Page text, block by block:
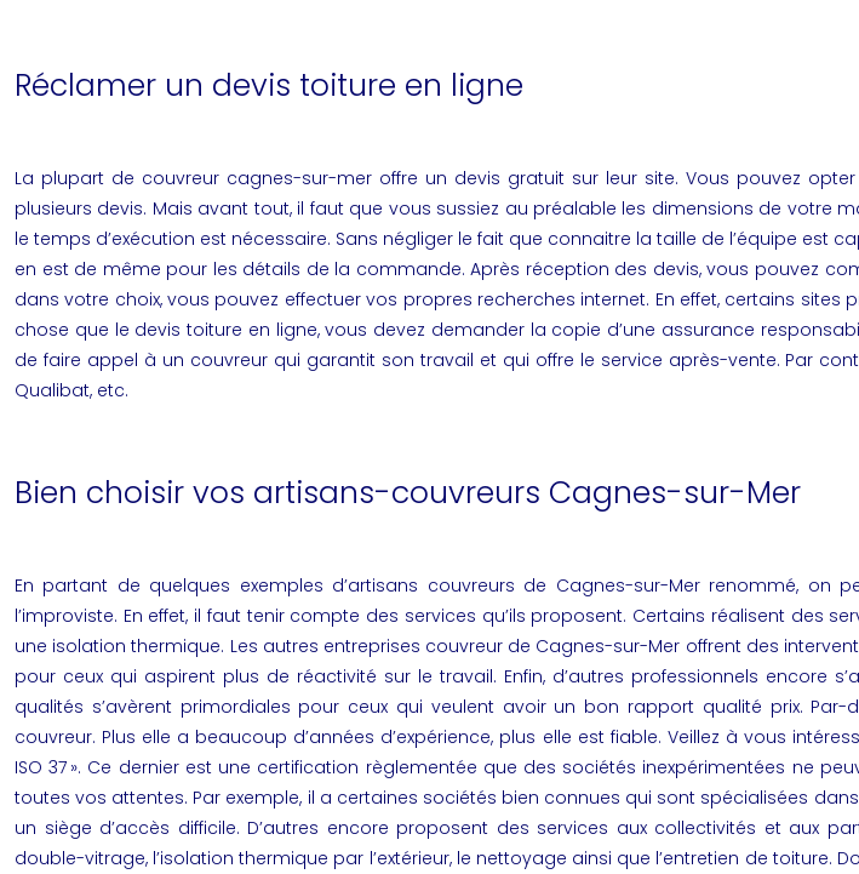
Réclamer un devis toiture en ligne
La plupart de couvreur cagnes-sur-mer offre un devis gratuit sur leur site. Vous pouvez
plusieurs devis. Mais avant tout, il faut que vous sussiez au préalable les dimensions de votre
le temps d’exécution est nécessaire. Sans négliger le fait que connaitre la taille de l’équipe est
en est de même pour les détails de la commande. Après réception des devis, vous pouvez
dans votre choix, vous pouvez effectuer vos propres recherches internet. En effet, certains
chose que le devis toiture en ligne, vous devez demander la copie d’une assurance
de faire appel à un couvreur qui garantit son travail et qui offre le service après-vente. Par
Qualibat, etc.
Bien choisir vos artisans-couvreurs Cagnes-sur-Mer
En partant de quelques exemples d’artisans couvreurs de Cagnes-sur-Mer renommé,
l’improviste. En effet, il faut tenir compte des services qu’ils proposent. Certains réalisent des
une isolation thermique. Les autres entreprises couvreur de Cagnes-sur-Mer offrent des
pour ceux qui aspirent plus de réactivité sur le travail. Enfin, d’autres professionnels encore
qualités s’avèrent primordiales pour ceux qui veulent avoir un bon rapport qualité prix.
couvreur. Plus elle a beaucoup d’années d’expérience, plus elle est fiable. Veillez à vous
ISO 37 ». Ce dernier est une certification règlementée que des sociétés inexpérimentées ne
toutes vos attentes. Par exemple, il a certaines sociétés bien connues qui sont spécialisées
un siège d’accès difficile. D’autres encore proposent des services aux collectivités et aux
double-vitrage, l’isolation thermique par l’extérieur, le nettoyage ainsi que l’entretien de